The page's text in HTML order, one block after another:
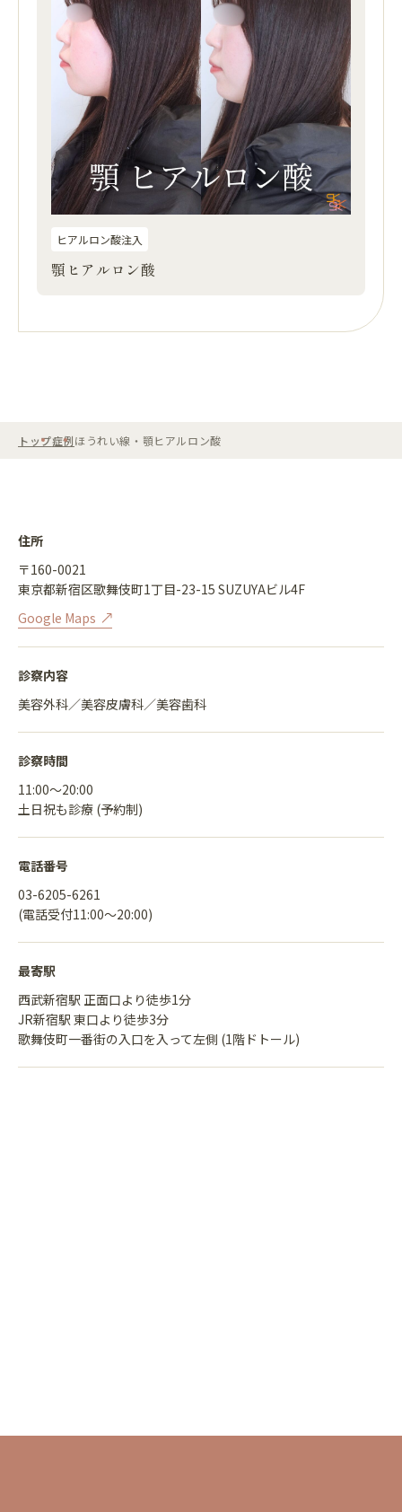
ヒアルロン酸注入
顎ヒアルロン酸
トップ症例ほうれい線・顎ヒアルロン酸
住所
〒160-0021
東京都新宿区歌舞伎町1丁目-23-15 SUZUYAビル4F
Google Maps
診察内容
美容外科／美容皮膚科／美容歯科
診察時間
11:00〜20:00
土日祝も診療 (予約制)
電話番号
03-6205-6261
(電話受付11:00〜20:00)
最寄駅
西武新宿駅 正面口より徒歩1分
JR新宿駅 東口より徒歩3分
歌舞伎町一番街の入口を入って左側 (1階ドトール)